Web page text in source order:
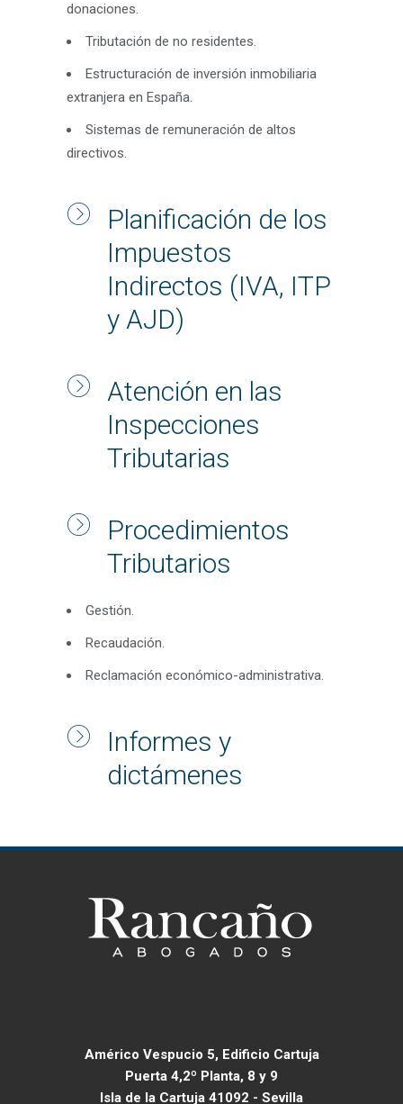
donaciones.
Tributación de no residentes.
Estructuración de inversión inmobiliaria
extranjera en España.
Sistemas de remuneración de altos
directivos.
Planificación de los
Impuestos
Indirectos (IVA, ITP
y AJD)
Atención en las
Inspecciones
Tributarias
Procedimientos
Tributarios
Gestión.
Recaudación.
Reclamación económico-administrativa.
Informes y
dictámenes
Américo Vespucio 5, Edificio Cartuja
Puerta 4,2º Planta, 8 y 9
Isla de la Cartuja 41092 - Sevilla